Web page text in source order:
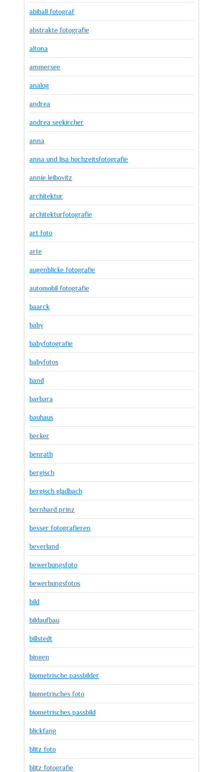
abiball fotograf
abstrakte fotografie
altona
ammersee
analog
andrea
andrea seekircher
anna
anna und lisa hochzeitsfotografie
annie leibovitz
architektur
architekturfotografie
art foto
arte
augenblicke fotografie
automobil fotografie
baarck
baby
babyfotografie
babyfotos
band
barbara
bauhaus
becker
benrath
bergisch
bergisch gladbach
bernhard prinz
besser fotografieren
beverland
bewerbungsfoto
bewerbungsfotos
bild
bildaufbau
billstedt
bingen
biometrische passbilder
biometrisches foto
biometrisches passbild
blickfang
blitz foto
blitz fotografie